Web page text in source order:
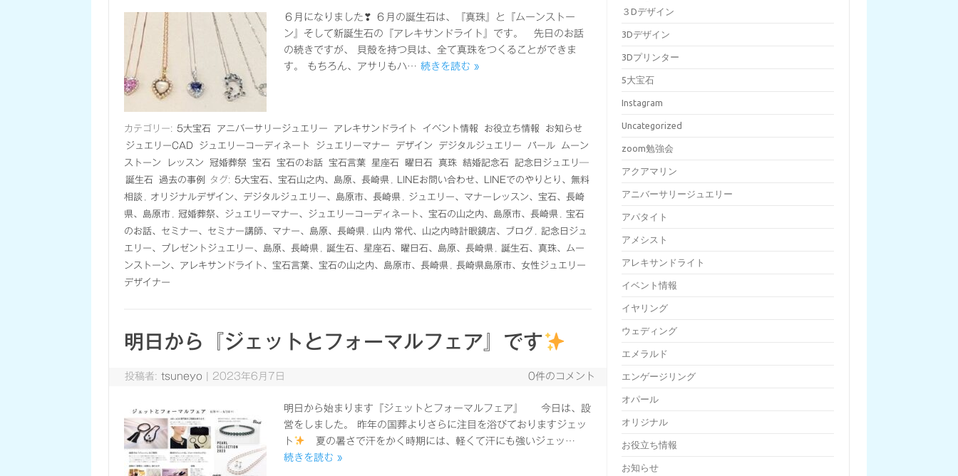
６月になりました❣ ６月の誕生石は、『真珠』と『ムーンストー
ン』そして新誕生石の『アレキサンドライト』です。 先日のお話
の続きですが、 貝殻を持つ貝は、全て真珠をつくることができま
す。 もちろん、アサリもハ… 続きを読む »
カテゴリー: 5大宝石 アニバーサリージュエリー アレキサンドライト イベント情報 お役立ち情報
お知らせ
ジュエリーCAD
ジュエリーコーディネート ジュエリーマナー デザイン デジタルジュエリー パール
ムーン
ストーン
レッスン 冠婚葬祭 宝石 宝石のお話 宝石言葉 星座石 曜日石 真珠 結婚記念石
記念日ジュエリ―
誕生石
過去の事例 タグ: 5大宝石、宝石山之内、島原、長崎県
LINEお問い合わせ、LINEでのやりとり、無料
相談
オリジナルデザイン、デジタルジュエリー、島原市、長崎県
ジュエリー、マナーレッスン、宝石、長崎
県、島原市
冠婚葬祭、ジュエリーマナー、ジュエリーコーディネート、宝石の山之内、島原市、長崎県
宝石
のお話、セミナー、セミナー講師、マナー、島原、長崎県
山内 常代、山之内時計眼鏡店、ブログ
記念日ジュ
エリー、プレゼントジュエリー、島原、長崎県
誕生石、星座石、曜日石、島原、長崎県
誕生石、真珠、ムー
ンストーン、アレキサンドライト、宝石言葉、宝石の山之内、島原市、長崎県
長崎県島原市、女性ジュエリー
デザイナー
明日から『ジェットとフォーマルフェア』です
投稿者:tsuneyo 2023年6月7日 0件のコメント
明日から始まります『ジェットとフォーマルフェア』 今日は、設
営をしました。 昨年の国葬よりさらに注目を浴びておりますジェッ
ト
夏の暑さで汗をかく時期には、軽くて汗にも強いジェッ…
続きを読む »
３Dデザイン
3Dデザイン
3Dプリンター
5大宝石
Instagram
Uncategorized
zoom勉強会
アクアマリン
アニバーサリージュエリー
アパタイト
アメシスト
アレキサンドライト
イベント情報
イヤリング
ウェディング
エメラルド
エンゲージリング
オパール
オリジナル
お役立ち情報
お知らせ